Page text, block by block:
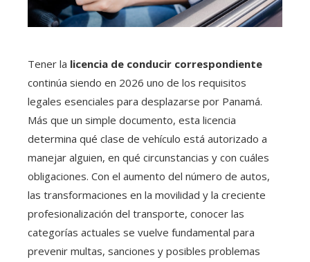
Tener la licencia de conducir correspondiente
continúa siendo en 2026 uno de los requisitos
legales esenciales para desplazarse por Panamá.
Más que un simple documento, esta licencia
determina qué clase de vehículo está autorizado a
manejar alguien, en qué circunstancias y con cuáles
obligaciones. Con el aumento del número de autos,
las transformaciones en la movilidad y la creciente
profesionalización del transporte, conocer las
categorías actuales se vuelve fundamental para
prevenir multas, sanciones y posibles problemas